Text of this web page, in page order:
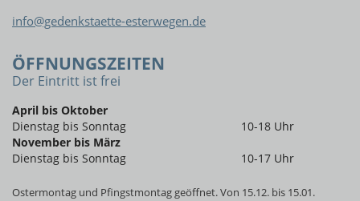
info@gedenkstaette-esterwegen.de
ÖFFNUNGSZEITEN
Der Eintritt ist frei
April bis Oktober
Dienstag bis Sonntag
10-18 Uhr
November bis März
Dienstag bis Sonntag
10-17 Uhr
Ostermontag und Pfingstmontag geöffnet. Von 15.12. bis 15.01.